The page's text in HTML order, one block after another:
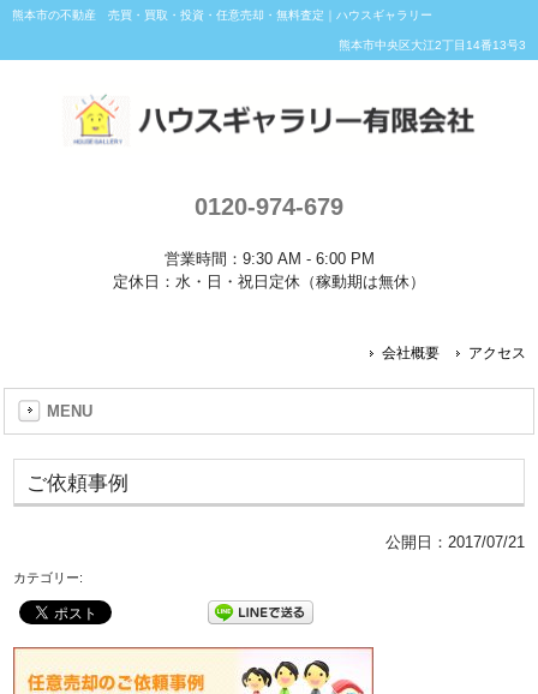
熊本市の不動産 売買・買取・投資・任意売却・無料査定｜ハウスギャラリー
熊本市中央区大江2丁目14番13号3
0120-974-679
営業時間：9:30 AM - 6:00 PM
定休日：水・日・祝日定休（稼動期は無休）
会社概要 アクセス
MENU
ご依頼事例
公開日： 2017/07/21
カテゴリー: